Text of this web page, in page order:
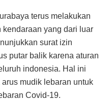
terus melakukan
yang dari luar
surat izin
putar balik karena aturan
indonesia. Hal ini
mudik lebaran untuk
Covid-19.